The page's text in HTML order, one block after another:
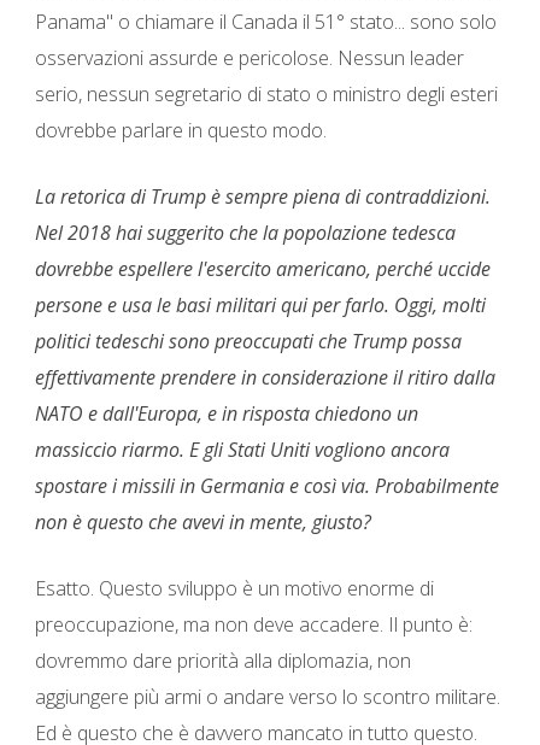
Panama" o chiamare il Canada il 51° stato... sono solo
osservazioni assurde e pericolose. Nessun leader
serio, nessun segretario di stato o ministro degli esteri
dovrebbe parlare in questo modo.
La retorica di Trump è sempre piena di contraddizioni.
Nel 2018 hai suggerito che la popolazione tedesca
dovrebbe espellere l'esercito americano, perché uccide
persone e usa le basi militari qui per farlo. Oggi, molti
politici tedeschi sono preoccupati che Trump possa
effettivamente prendere in considerazione il ritiro dalla
NATO e dall'Europa, e in risposta chiedono un
massiccio riarmo. E gli Stati Uniti vogliono ancora
spostare i missili in Germania e così via. Probabilmente
non è questo che avevi in ​​mente, giusto?
Esatto. Questo sviluppo è un motivo enorme di
preoccupazione, ma non deve accadere. Il punto è:
dovremmo dare priorità alla diplomazia, non
aggiungere più armi o andare verso lo scontro militare.
Ed è questo che è davvero mancato in tutto questo.